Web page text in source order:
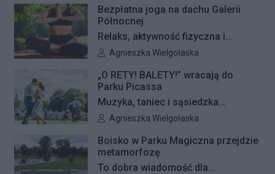
finałowej dwunastki zakwalifikował
się okazały dąb szypułkowy
rosnący przy ul. Konturowej. Teraz
o zwycięstwie zadecydują głosy
mieszkańców.
Bezpłatna joga na dachu Galerii
Północnej
Relaks, aktywność fizyczna i
wyjątkowa przestrzeń pełna zieleni
Fitness Zdrofit zapraszają
mieszkańców na bezpłatne zajęcia
Autor artykułu:
Agnieszka Wielgołaska
„O RETY! BALETY!” wracają do
Parku Picassa
Muzyka, taniec i sąsiedzka
atmosfera ponownie zagoszczą w
rozpocznie się VII edycja
plenerowych potańcówek „O RETY!
Autor artykułu:
Agnieszka Wielgołaska
Boisko w Parku Magiczna przejdzie
metamorfozę
To dobra wiadomość dla